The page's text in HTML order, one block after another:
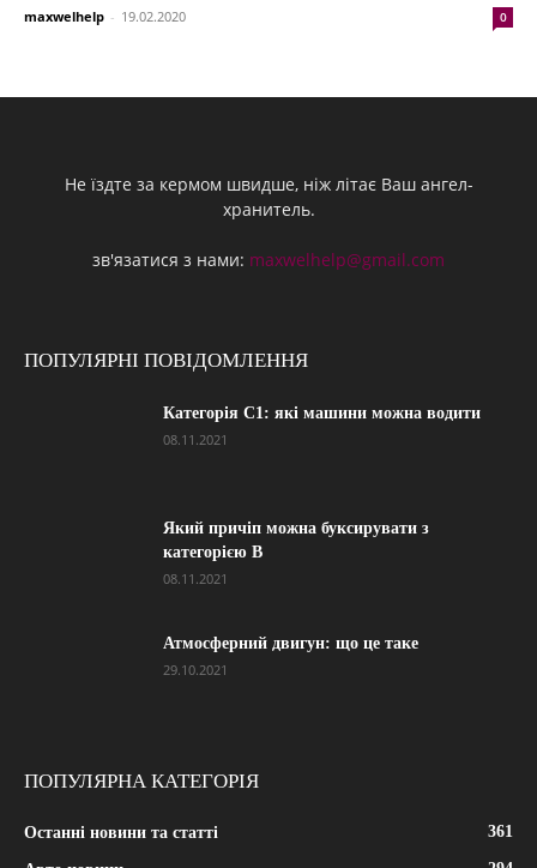
maxwelhelp - 19.02.2020 0
Не їздте за кермом швидше, ніж літає Ваш ангел-
хранитель.
зв'язатися з нами: maxwelhelp@gmail.com
ПОПУЛЯРНІ ПОВІДОМЛЕННЯ
Категорія С1: які машини можна водити
08.11.2021
Який причіп можна буксирувати з
категорією В
08.11.2021
Атмосферний двигун: що це таке
29.10.2021
ПОПУЛЯРНА КАТЕГОРІЯ
Останні новини та статті 361